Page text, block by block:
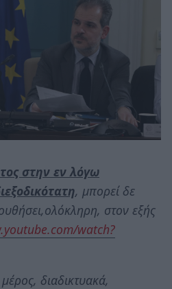
στην εν λόγω
, μπορεί δε
στον εξής
watch?
διαδικτυακά,